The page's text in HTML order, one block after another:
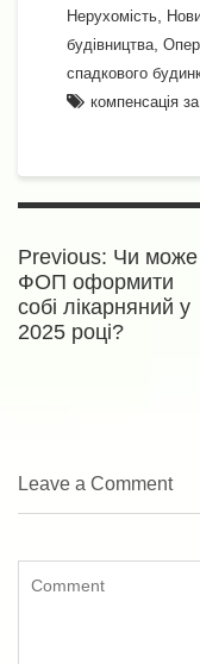
Нерухомість
будівництва
спадкового
компенсація
Навігація
Previous: Previous
post:
Чи може
ФОП оформити
собі лікарняний у
2025 році?
Leave a Comment